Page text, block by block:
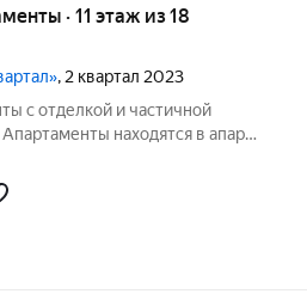
· 11 этаж из 18
, 2 квартал 2023
с отделкой и частичной
находятся в апарт-
близости от Ботанического